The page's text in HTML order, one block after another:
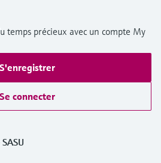
temps précieux avec un compte My
S'enregistrer
Se connecter